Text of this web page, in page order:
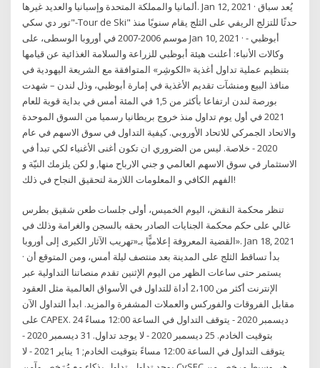
ألمانيا والمملكة المتحدة وإسبانيا والعديد غيرها. Jan 12, 2021 · يُعد سباق
"تور دي سكي-Tour de Ski" حدثًا للتزلج الريفي على الثلج يقام سنويًا منذ
موسم 2006-2007 في أوروبا الوسطى، على Jan 10, 2021 · أبوظبي -
وكالات الأنباء: أعلنت هيئة أبوظبي للزراعة والسلامة الغذائية عن قيامها
بتنظيم عملية تداول أغذية «الكوشِر» المتوافقة مع الشريعة اليهودية في
منافذ البيع ومنشآت تقديم الأغذية في إمارة أبوظبي، وذل لندن – شهدت
بورصة لندن ارتفاعا بأكثر من 1,5 في المئة أمس في بداية قوية للعام
2021 في أول يوم تداول منذ خروج بريطانيا رسميا من السوق الموحدة
والاتحاد الجمركي للاتحاد الأوروبي. كيفية التداول في سوق الاسهم في عام
2020 - خلاصة. ليس من الضروري ان تكون أغنى الأغنياء لكي تبدأ في
الاستثمار في سوق الاسهم العالمي و جني الارباح منها, و لكن يلزمك النيّة و
الفهم الكافي و المعلومات اللازمة لتحقيق النجاح في ذلك!
تنظر محكمة النقض، اليوم الخميس، أولى جلسات طعن شقيق بطرس
غالي على حكم محكمة الجنايات الصادر بحقه بالسجن والغرامة وذلك في
القضية المعروفة إعلاميًّا بـ«تهريب الآثار الكبرى إلى أوروبا». Jan 18, 2021
· بدأ تساقط الثلج على المدينة بعد منتصف ليلة أمس، ومن المتوقع أن
يستمر حتى ساعات الظهر من اليوم الإثنين تقدم منصاتنا التداولية عبر
الإنترنت أكثر من 2،100 أداة للتداول في الأسواق العالمية مثل العقود
مقابل الفروقات والفوركس والعملات المشفرة والمزيد. ابدأ التداول الآن
على CAPEX. 24 ديسمبر 2020 - يتوقف التداول في الساعة 12:00 مساءً
بتوقيت الخادم. 25 ديسمبر 2020 - لا يوجد تداول. 31 ديسمبر 2020 -
يتوقف التداول في الساعة 12:00 مساءً بتوقيت الخادم; 1 يناير 2021 - لا